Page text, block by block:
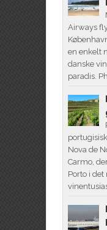
Airways
en enkelt
danske
paradis.
Nova de
Carmo,
Porto i